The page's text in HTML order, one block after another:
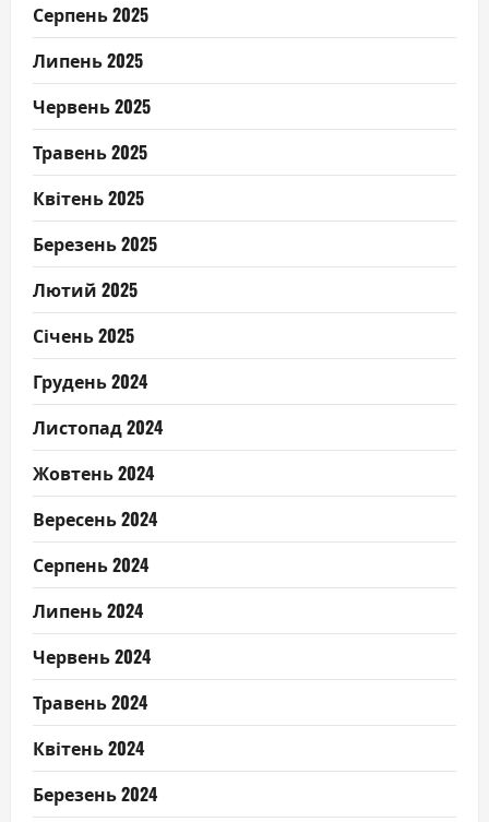
Серпень 2025
Липень 2025
Червень 2025
Травень 2025
Квітень 2025
Березень 2025
Лютий 2025
Січень 2025
Грудень 2024
Листопад 2024
Жовтень 2024
Вересень 2024
Серпень 2024
Липень 2024
Червень 2024
Травень 2024
Квітень 2024
Березень 2024